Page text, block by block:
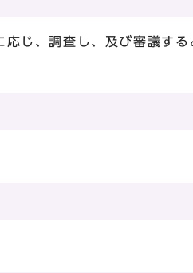
じ、調査し、及び審議す